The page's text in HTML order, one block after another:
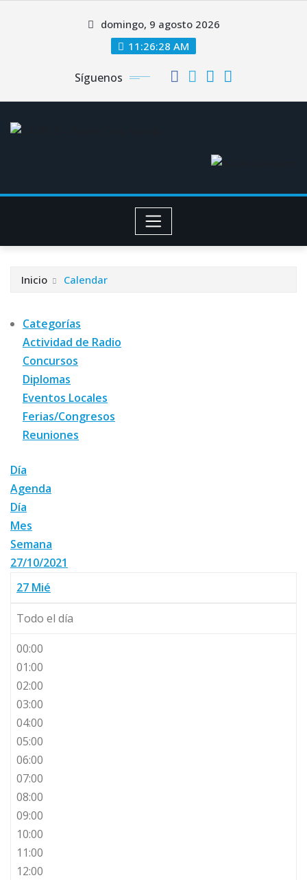
domingo, 9 agosto 2026
11:26:29 AM
Síguenos
Inicio Calendar
Categorías
Actividad de Radio
Concursos
Diplomas
Eventos Locales
Ferias/Congresos
Reuniones
Día
Agenda
Día
Mes
Semana
27/10/2021
27 Mié
Todo el día
00:00
01:00
02:00
03:00
04:00
05:00
06:00
07:00
08:00
09:00
10:00
11:00
12:00